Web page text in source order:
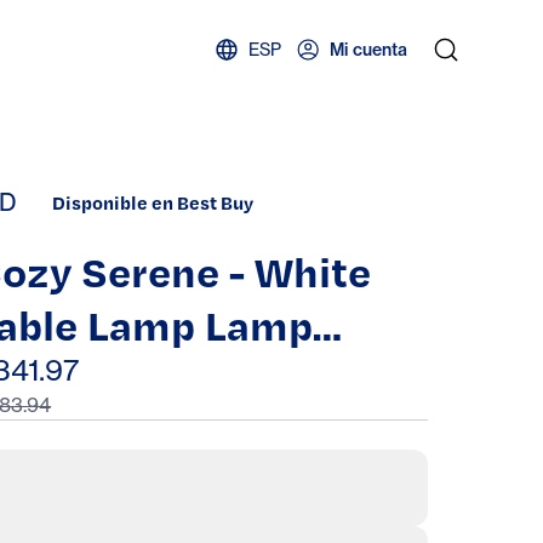
ESP Mi cuenta
D Disponible en Best Buy
Serene - White
Lamp Lamp
Vintage USB
Control